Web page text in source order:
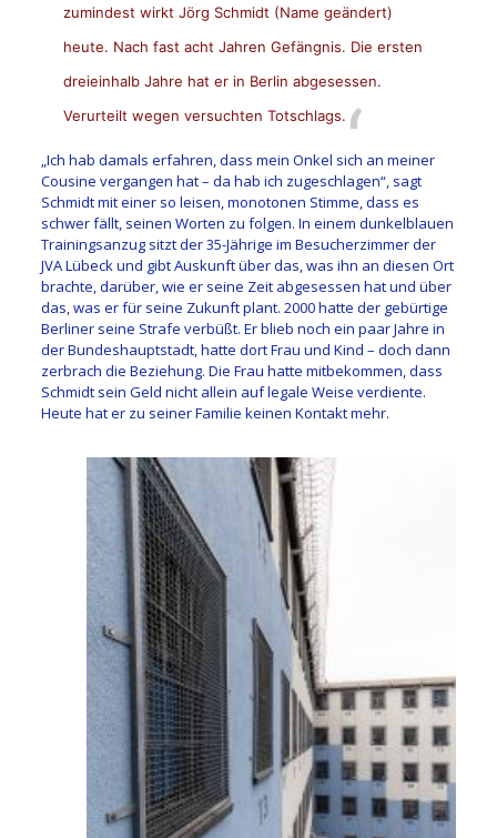
zumindest wirkt Jörg Schmidt (Name geändert)
heute. Nach fast acht Jahren Gefängnis. Die ersten
dreieinhalb Jahre hat er in Berlin abgesessen.
Verurteilt wegen versuchten Totschlags.
„Ich hab damals erfahren, dass mein Onkel sich an meiner
Cousine vergangen hat – da hab ich zugeschlagen“, sagt
Schmidt mit einer so leisen, monotonen Stimme, dass es
schwer fällt, seinen Worten zu folgen. In einem dunkelblauen
Trainingsanzug sitzt der 35-Jährige im Besucherzimmer der
JVA Lübeck und gibt Auskunft über das, was ihn an diesen Ort
brachte, darüber, wie er seine Zeit abgesessen hat und über
das, was er für seine Zukunft plant. 2000 hatte der gebürtige
Berliner seine Strafe verbüßt. Er blieb noch ein paar Jahre in
der Bundeshauptstadt, hatte dort Frau und Kind – doch dann
zerbrach die Beziehung. Die Frau hatte mitbekommen, dass
Schmidt sein Geld nicht allein auf legale Weise verdiente.
Heute hat er zu seiner Familie keinen Kontakt mehr.